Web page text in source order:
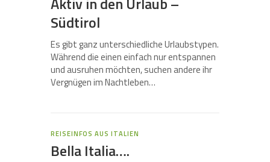
Südtirol
Es gibt ganz unterschiedliche Urlaubstypen.
Während die einen einfach nur entspannen
und ausruhen möchten, suchen andere ihr
Vergnügen im Nachtleben…
REISEINFOS AUS ITALIEN
Bella Italia….